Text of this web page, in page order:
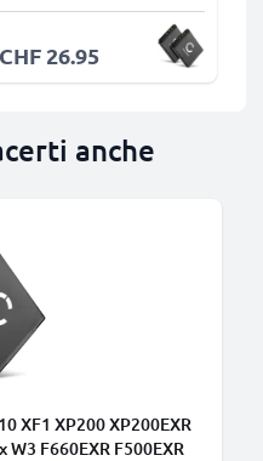
CHF 26.95
anche
XF1 XP200 XP200EXR
F660EXR F500EXR